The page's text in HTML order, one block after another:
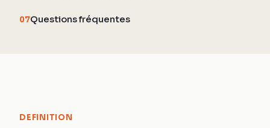
07Questions fréquentes
DEFINITION